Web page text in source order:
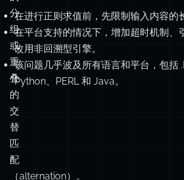
重
复
的
分
组
或
重
叠
的
交
为了校验一个 4 字节的 IP 地址，正则
（老款）推文还要长！
在进行正则求值前，先限制输入内容的
在平台支持的情况下，增加超时机制、
改用非回溯型引擎。
该问题几乎波及所有语言和平台，包括
Python、PERL 和 Java。